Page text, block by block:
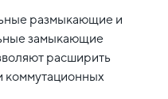
размыкающие и
замыкающие
расширить
коммутационных